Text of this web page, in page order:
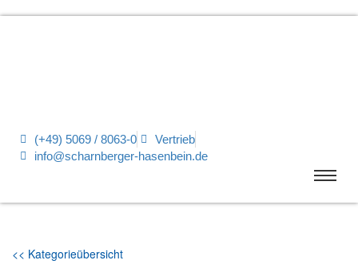
(+49) 5069 / 8063-0
Vertrieb
info@scharnberger-hasenbein.de
<< Kategorieübersicht